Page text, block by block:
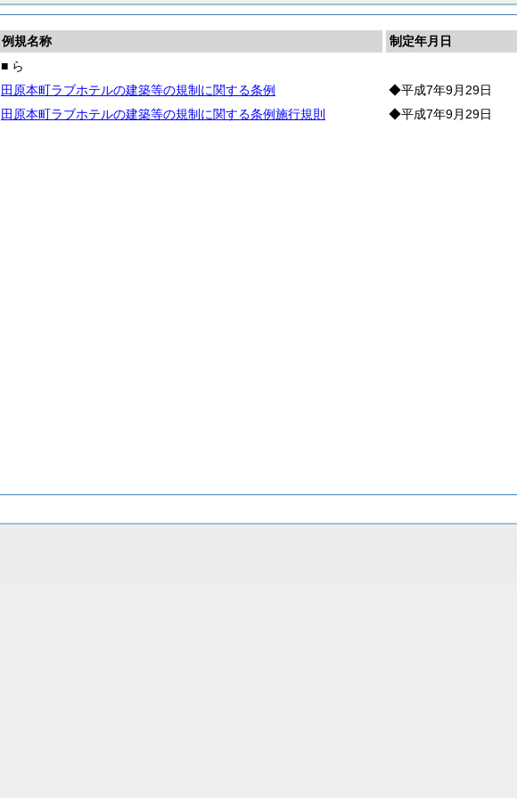
例規名称 制定年月日
■ ら
田原本町ラブホテルの建築等の規制に関する条例
◆平成7年9月29日
田原本町ラブホテルの建築等の規制に関する条例施行規則
◆平成7年9月29日